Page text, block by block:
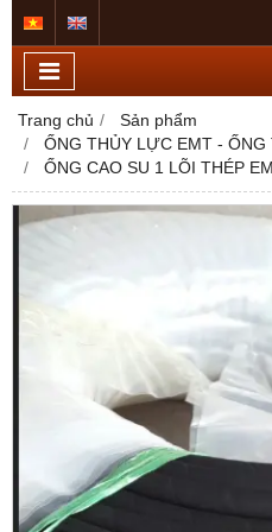
Trang chủ
Sản phẩm
ỐNG THỦY LỰC EMT - ỐNG
ỐNG CAO SU 1 LÕI THÉP